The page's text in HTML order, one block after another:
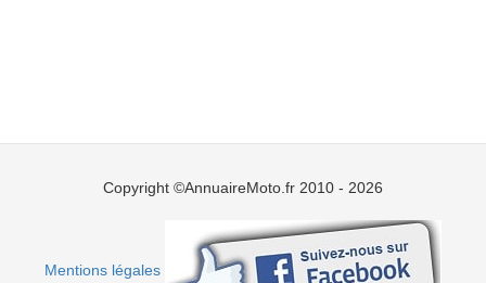
Copyright ©AnnuaireMoto.fr 2010 - 2026
Mentions légales